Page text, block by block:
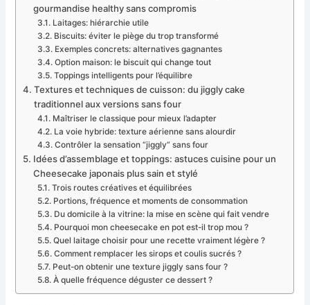
gourmandise healthy sans compromis
Laitages: hiérarchie utile
Biscuits: éviter le piège du trop transformé
Exemples concrets: alternatives gagnantes
Option maison: le biscuit qui change tout
Toppings intelligents pour l’équilibre
Textures et techniques de cuisson: du jiggly cake
traditionnel aux versions sans four
Maîtriser le classique pour mieux l’adapter
La voie hybride: texture aérienne sans alourdir
Contrôler la sensation “jiggly” sans four
Idées d’assemblage et toppings: astuces cuisine pour un
Cheesecake japonais plus sain et stylé
Trois routes créatives et équilibrées
Portions, fréquence et moments de consommation
Du domicile à la vitrine: la mise en scène qui fait vendre
Pourquoi mon cheesecake en pot est-il trop mou ?
Quel laitage choisir pour une recette vraiment légère ?
Comment remplacer les sirops et coulis sucrés ?
Peut-on obtenir une texture jiggly sans four ?
À quelle fréquence déguster ce dessert ?